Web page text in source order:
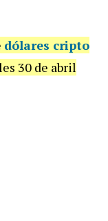
dólares cripto
30 de abril